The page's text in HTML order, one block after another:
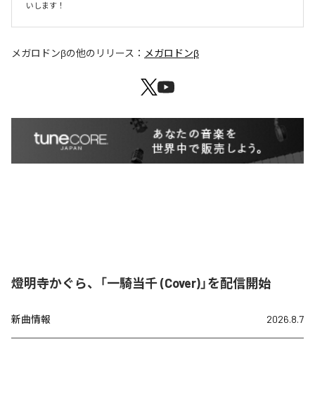
いします！
メガロドンβの他のリリース： メガロドンβ
燈明寺かぐら、「一騎当千 (Cover)」を配信開始
新曲情報 2026.8.7